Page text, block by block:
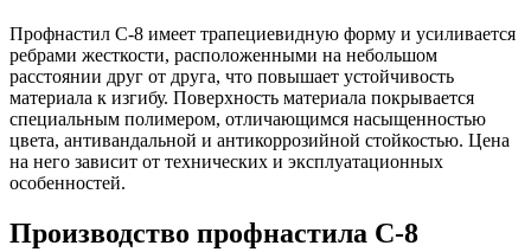
Профнастил С-8 имеет трапециевидную форму и усиливается
ребрами жесткости, расположенными на небольшом
расстоянии друг от друга, что повышает устойчивость
материала к изгибу. Поверхность материала покрывается
специальным полимером, отличающимся насыщенностью
цвета, антивандальной и антикоррозийной стойкостью. Цена
на него зависит от технических и эксплуатационных
особенностей.
Производство профнастила С-8